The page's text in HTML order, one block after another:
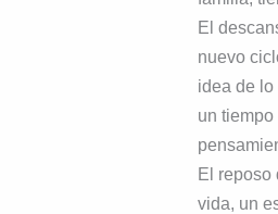
El
nuevo
idea de lo
un
El reposo
vida, un